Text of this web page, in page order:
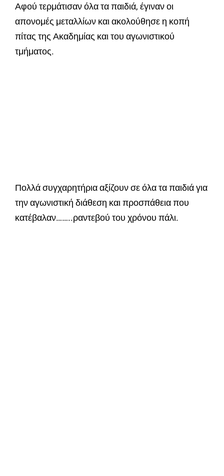
Αφού τερμάτισαν όλα τα παιδιά, έγιναν οι
απονομές μεταλλίων και ακολούθησε η κοπή
πίτας της Ακαδημίας και του αγωνιστικού
τμήματος.
Πολλά συγχαρητήρια αξίζουν σε όλα τα παιδιά για
την αγωνιστική διάθεση και προσπάθεια που
κατέβαλαν……..ραντεβού του χρόνου πάλι.